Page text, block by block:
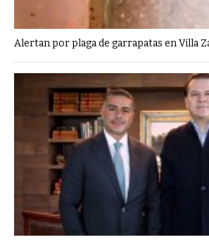
Alertan por plaga de garrapatas en Villa